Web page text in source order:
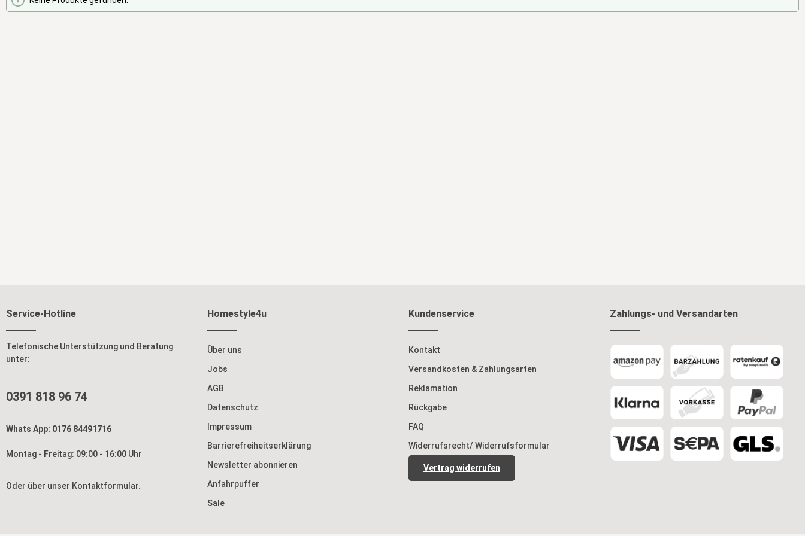
Service-Hotline
Telefonische Unterstützung und Beratung
unter:
0391 818 96 74
Whats App: 0176 84491716
Montag - Freitag: 09:00 - 16:00 Uhr
Oder über unser Kontaktformular.
Homestyle4u
Über uns
Jobs
AGB
Datenschutz
Impressum
Barrierefreiheitserklärung
Newsletter abonnieren
Anfahrpuffer
Sale
Kundenservice
Kontakt
Versandkosten & Zahlungsarten
Reklamation
Rückgabe
FAQ
Widerrufsrecht/ Widerrufsformular
Vertrag widerrufen
Zahlungs- und Versandarten